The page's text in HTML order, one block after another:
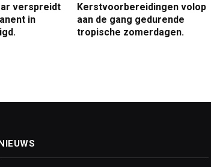
verspreidt
in
Kerstvoorbereidingen volop
aan de gang gedurende
tropische zomerdagen.